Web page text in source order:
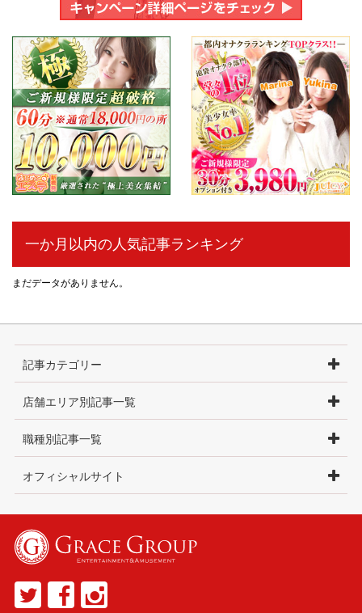
一か月以内の人気記事ランキング
まだデータがありません。
記事カテゴリー
店舗エリア別記事一覧
職種別記事一覧
オフィシャルサイト